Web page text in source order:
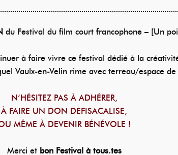
du Festival du film court francophone – [Un
à faire vivre ce festival dédié à la
Vaulx-en-Velin rime avec terreau/espace de
N’HÉSITEZ PAS À ADHÉRER,
À FAIRE UN DON DEFISACALISE,
MÊME À DEVENIR BÉNÉVOLE !
Merci et bon Festival à tous.tes